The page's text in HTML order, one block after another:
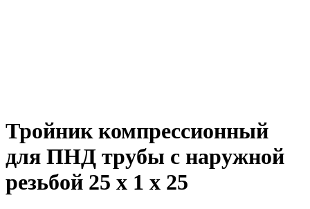
Тройник компрессионный
для ПНД трубы с наружной
резьбой 25 х 1 х 25